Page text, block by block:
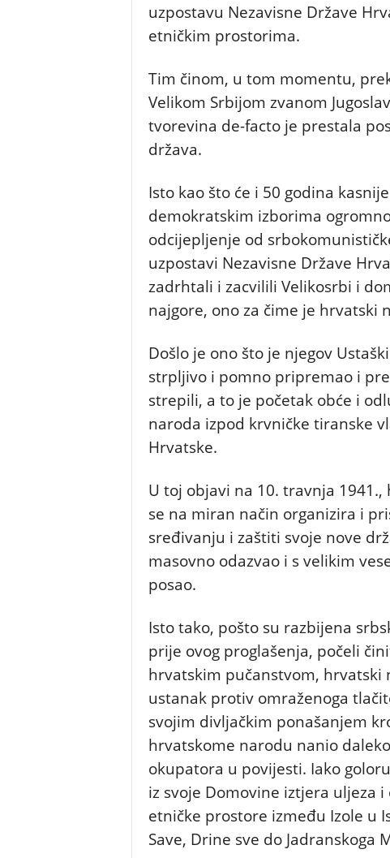
uzpostavu Nezavisne Države
etničkim prostorima.
Tim činom, u tom momentu,
Velikom Srbijom zvanom
tvorevina de-facto je prestala
država.
Isto kao što će i 50 godina
demokratskim izborima
odcijepljenje od
uzpostavi Nezavisne Države
zadrhtali i zacvilili Velikosrbi i
najgore, ono za čime je hrvatski
Došlo je ono što je njegov
strpljivo i pomno pripremao i
strepili, a to je početak obće i
naroda izpod krvničke tiranske
Hrvatske.
U toj objavi na 10. travnja
se na miran način organizira i
sređivanju i zaštiti svoje nove
masovno odazvao i s velikim
posao.
Isto tako, pošto su razbijena
prije ovog proglašenja, počeli
hrvatskim pučanstvom, hrvatski
ustanak protiv omraženoga
svojim divljačkim ponašanjem
hrvatskome narodu nanio
okupatora u povijesti. Iako
iz svoje Domovine iztjera uljeza
etničke prostore između Izole u
Save, Drine sve do Jadranskoga